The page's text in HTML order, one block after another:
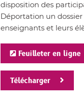
disposition des
Déportation un
enseignants et leurs
Feuilleter en ligne
Télécharger